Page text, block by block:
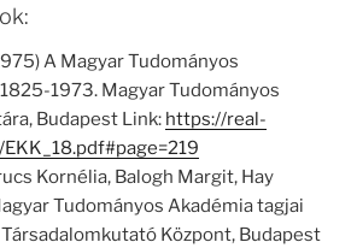
A Magyar Tudományos
1973. Magyar Tudományos
Budapest Link: https://real-
Kornélia, Balogh Margit, Hay
Tudományos Akadémia tagjai
Központ, Budapest